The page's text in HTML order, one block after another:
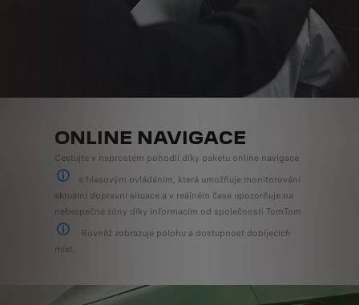
ONLINE NAVIGACE
Cestujte v naprostém pohodlí díky paketu online navigace
K dispozici ve standardní výbavě, jako volitelná výbava nebo není k
s hlasovým ovládáním, která umožňuje monitorování
aktuální dopravní situace a v reálném čase upozorňuje na
nebezpečné zóny díky informacím od společnosti TomTom
Služby TomTom umožňují zobrazovat v reálném čase veškeré
. Rovněž zobrazuje polohu a dostupnost dobíjecích
míst.